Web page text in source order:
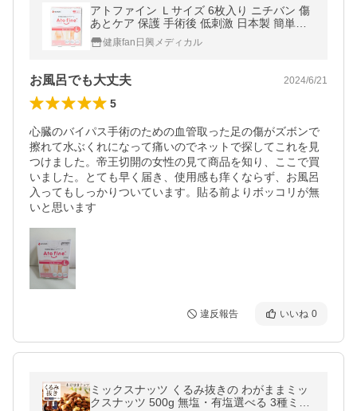
アトファイン Ｌサイズ 6枚入り ニチバン 傷
あとケア 保護 手術後 低刺激 日本製 簡単ケ
アポスト投函送料無料
健康fan日興メディカル
お風呂でも大丈夫 2024/6/21
5
心臓のバイパス手術のための血管取った足の傷がズボンで
擦れて水ぶくれになって痛いのでネットで探してこれを見
つけました。帝王切開の女性の見て商品を知り、ここで買
いました。とても早く届き、使用感も痒くならず、お風呂
入ってもしっかりついています。貼る前よりボッコリが無
いと思います
違反報告 いいね 0
ミックスナッツ くるみ抜きの わがままミッ
クスナッツ 500g 無塩・有塩選べる 3種ミッ